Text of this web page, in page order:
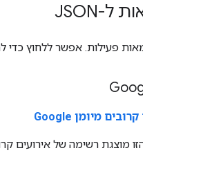
דוגמאות ל-JSON
אלה דוגמאות פעילות. אפשר ללחוץ
אירועים קרובים מיומן Google